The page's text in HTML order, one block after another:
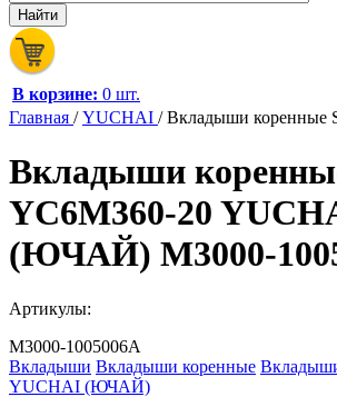
В корзине: 0 шт.
Главная /YUCHAI /Вкладыши коренные
Вкладыши
YC6M360-20
(ЮЧАЙ) M3000-
Артикулы:
M3000-1005006A
Вкладыши Вкладыши коренные
YUCHAI (ЮЧАЙ)